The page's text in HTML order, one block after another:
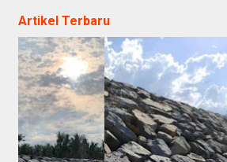
Artikel Terbaru